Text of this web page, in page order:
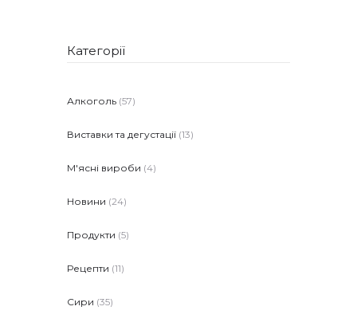
Категорії
Алкоголь (57)
Виставки та дегустації (13)
М'ясні вироби (4)
Новини (24)
Продукти (5)
Рецепти (11)
Сири (35)